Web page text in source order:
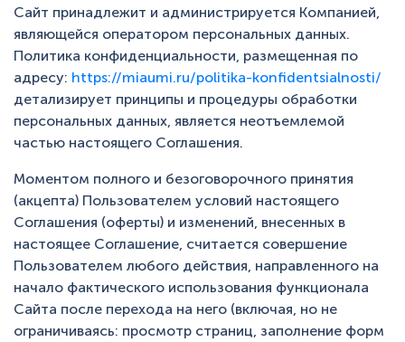
hello@miaumi.ru
Сайт принадлежит и администрируется Компанией,
являющейся оператором персональных данных.
Политика конфиденциальности, размещенная по
адресу: https://miaumi.ru/politika-konfidentsialnosti/
детализирует принципы и процедуры обработки
персональных данных, является неотъемлемой
частью настоящего Соглашения.
Моментом полного и безоговорочного принятия
(акцепта) Пользователем условий настоящего
Соглашения (оферты) и изменений, внесенных в
настоящее Соглашение, считается совершение
Пользователем любого действия, направленного на
начало фактического использования функционала
Сайта после перехода на него (включая, но не
ограничиваясь: просмотр страниц, заполнение форм